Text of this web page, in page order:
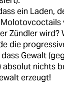
ein Laden,
Molotovcoctails
Zündler wird?
die
Gewalt
absolut nichts
erzeugt!